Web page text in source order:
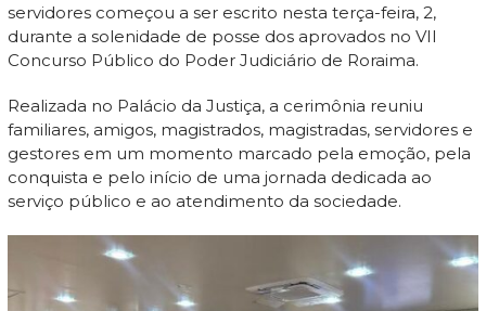
servidores começou a ser escrito nesta terça-feira, 2,
durante a solenidade de posse dos aprovados no VII
Concurso Público do Poder Judiciário de Roraima.
Realizada no Palácio da Justiça, a cerimônia reuniu
familiares, amigos, magistrados, magistradas, servidores e
gestores em um momento marcado pela emoção, pela
conquista e pelo início de uma jornada dedicada ao
serviço público e ao atendimento da sociedade.